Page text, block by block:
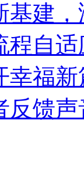
基建，
程自适
幸福新
反馈声